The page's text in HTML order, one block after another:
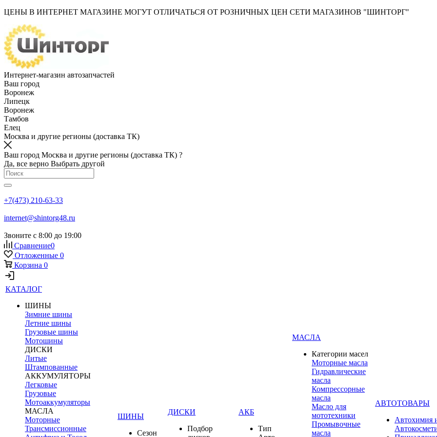
ЦЕНЫ В ИНТЕРНЕТ МАГАЗИНЕ МОГУТ ОТЛИЧАТЬСЯ ОТ РОЗНИЧНЫХ ЦЕН СЕТИ МАГАЗИНОВ "ШИНТОРГ"
Интернет-магазин автозапчастей
Ваш город
Воронеж
Липецк
Воронеж
Тамбов
Елец
Москва и другие регионы (доставка ТК)
Ваш город Москва и другие регионы (доставка ТК) ?
Да, все верно Выбрать другой
+7(473) 210-63-33
internet@shintorg48.ru
Звоните с 8:00 до 19:00
Сравнение0
Отложенные 0
Корзина 0
КАТАЛОГ
ШИНЫ
Зимние шины
Летние шины
Грузовые шины
Мотошины
ДИСКИ
Литые
Штампованные
АККУМУЛЯТОРЫ
Легковые
Грузовые
Мотоаккумуляторы
МАСЛА
Моторные
Трансмиссионные
ШИНЫ
Сезон
ДИСКИ
Подбор
АКБ
Тип
МАСЛА
Категории масел
Моторные масла
Гидравлические
масла
Компрессорные
масла
Масло для
мототехники
Промывочные
масла
АВТОТОВАРЫ
Автохимия